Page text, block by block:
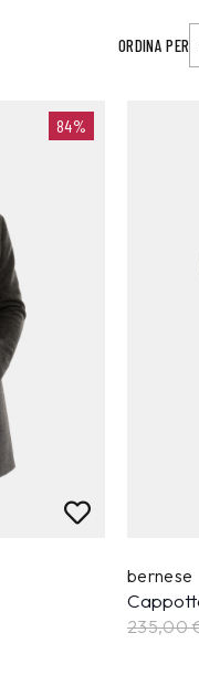
ORDINA PER
84%
bernese
235,00